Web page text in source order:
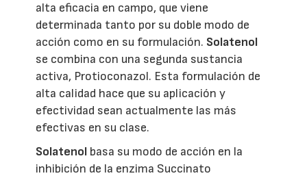
alta eficacia en campo, que viene
determinada tanto por su doble modo de
acción como en su formulación. Solatenol
se combina con una segunda sustancia
activa, Protioconazol. Esta formulación de
alta calidad hace que su aplicación y
efectividad sean actualmente las más
efectivas en su clase.
Solatenol basa su modo de acción en la
inhibición de la enzima Succinato